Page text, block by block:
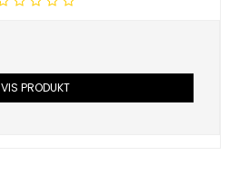
VIS PRODUKT